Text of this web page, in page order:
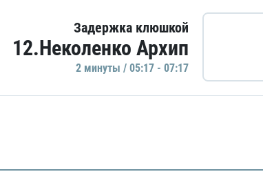
Задержка клюшкой
12.Неколенко Архип
2 минуты / 05:17 - 07:17